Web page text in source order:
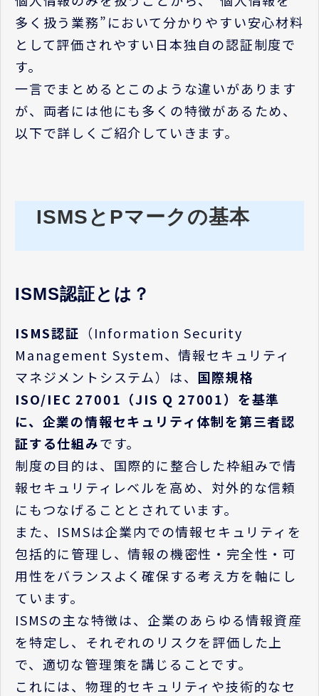
多く扱う業務”において分かりやすい安心材料
として評価されやすい日本独自の認証制度で
す。
一言でまとめるとこのような違いがあります
が、両者には他にも多くの特徴があるため、
以下で詳しくご紹介していきます。
ISMSとPマークの基本
ISMS認証とは？
ISMS認証 （Information Security
Management System、情報セキュリティ
マネジメントシステム）は、 国際規格
ISO/IEC 27001 （JIS Q 27001）を基準
に、企業の情報セキュリティ体制を第三者認
証する仕組みです。
制度の目的は、国際的に整合した枠組みで情
報セキュリティレベルを高め、対外的な信頼
にもつなげることとされています。
また、 ISMSは企業内での情報セキュリティを
包括的に管理し、情報の機密性・完全性・可
用性をバランスよく確保する考え方を軸にし
ています。
ISMSの主な特徴は、企業のあらゆる情報資産
を特定し、それぞれのリスクを評価した上
で、適切な管理策を講じることです。
これには、物理的セキュリティや技術的なセ